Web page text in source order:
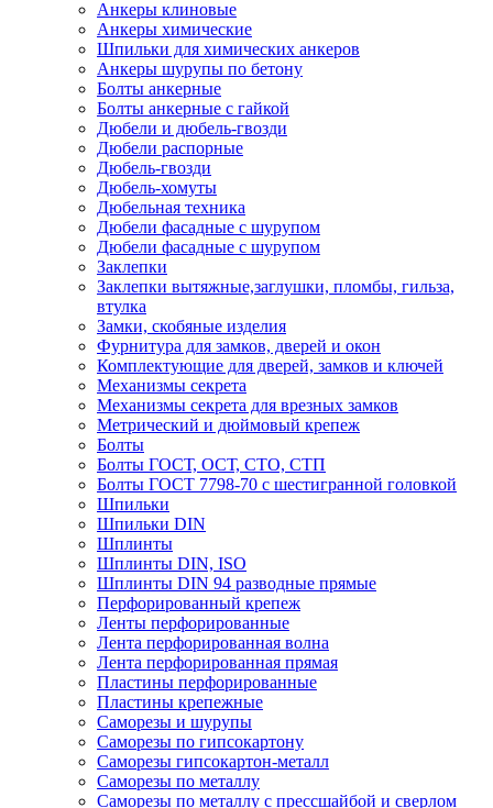
Анкеры клиновые
Анкеры химические
Шпильки для химических анкеров
Анкеры шурупы по бетону
Болты анкерные
Болты анкерные с гайкой
Дюбели и дюбель-гвозди
Дюбели распорные
Дюбель-гвозди
Дюбель-хомуты
Дюбельная техника
Дюбели фасадные с шурупом
Дюбели фасадные с шурупом
Заклепки
Заклепки вытяжные,заглушки, пломбы, гильза,
втулка
Замки, скобяные изделия
Фурнитура для замков, дверей и окон
Комплектующие для дверей, замков и ключей
Механизмы секрета
Механизмы секрета для врезных замков
Метрический и дюймовый крепеж
Болты
Болты ГОСТ, ОСТ, СТО, СТП
Болты ГОСТ 7798-70 с шестигранной головкой
Шпильки
Шпильки DIN
Шплинты
Шплинты DIN, ISO
Шплинты DIN 94 разводные прямые
Перфорированный крепеж
Ленты перфорированные
Лента перфорированная волна
Лента перфорированная прямая
Пластины перфорированные
Пластины крепежные
Саморезы и шурупы
Саморезы по гипсокартону
Саморезы гипсокартон-металл
Саморезы по металлу
Саморезы по металлу с прессшайбой и сверлом